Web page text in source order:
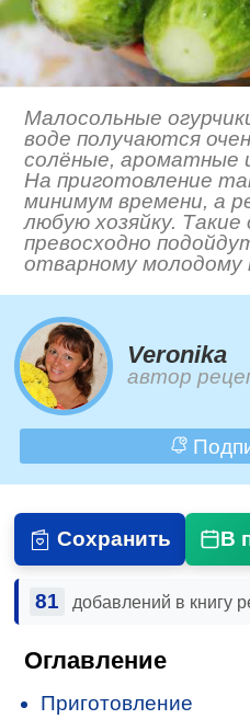
Малосольные
воде получаются
солёные, ароматные
На приготовление
минимум времени, а
любую хозяйку. Такие
превосходно
отварному
Veronika
автор
Сохранить В
81 добавлений в книгу
Оглавление
Приготовление